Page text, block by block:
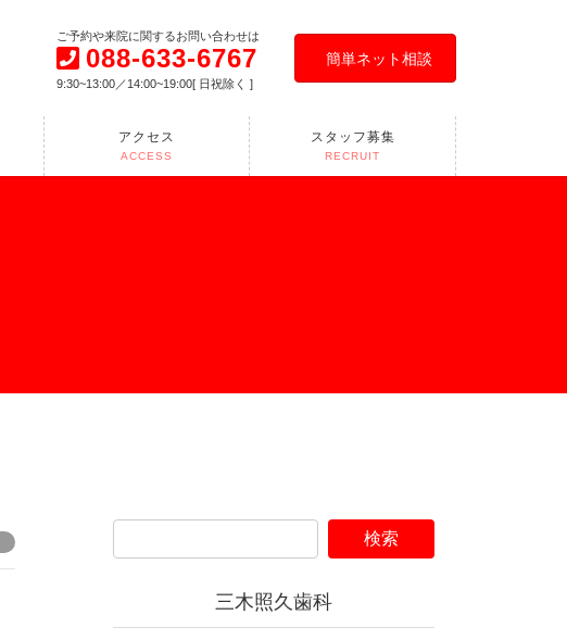
ご予約や来院に関するお問い合わせは
088-633-6767
9:30~13:00／14:00~19:00[ 日祝除く ]
簡単ネット相談
アクセス
ACCESS
スタッフ募集
RECRUIT
三木照久歯科